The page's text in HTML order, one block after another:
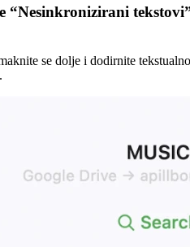
“Nesinkronizirani
se dolje i dodirnite tekstualno
.